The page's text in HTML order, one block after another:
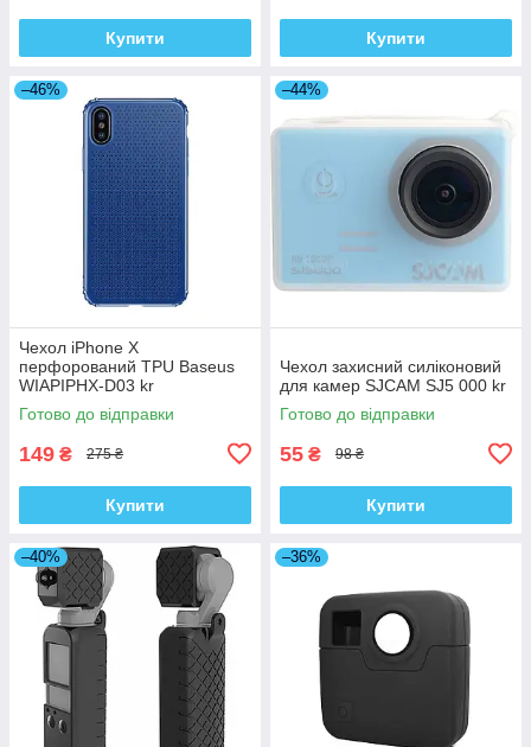
Купити Купити
–46%
Чехол iPhone X
перфорований TPU Baseus
WIAPIPHX-D03 kr
Готово до відправки
149 ₴ 275 ₴
Купити
–44%
Чехол захисний силіконовий
для камер SJCAM SJ5 000 kr
Готово до відправки
55 ₴ 98 ₴
Купити
–40% –36%